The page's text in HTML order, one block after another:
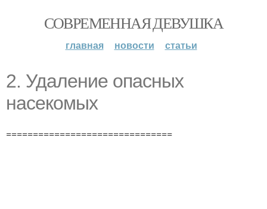
СОВРЕМЕННАЯ ДЕВУШКА
главная новости статьи
2. Удаление опасных
насекомых
===============================